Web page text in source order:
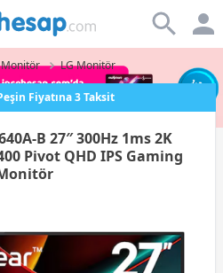
Monitör LG Monitör
Fiyatına 3 Taksit
B 27″ 300Hz 1ms 2K
Pivot QHD IPS Gaming